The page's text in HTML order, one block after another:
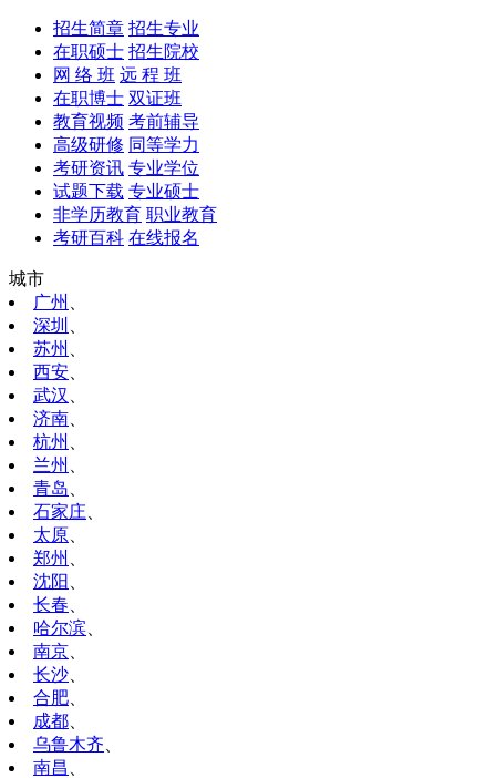
招生简章 招生专业
在职硕士 招生院校
网 络 班 远 程 班
在职博士 双证班
教育视频 考前辅导
高级研修 同等学力
考研资讯 专业学位
试题下载 专业硕士
非学历教育 职业教育
考研百科 在线报名
城市
广州
深圳
苏州
西安
武汉
济南
杭州
兰州
青岛
石家庄
太原
郑州
沈阳
长春
哈尔滨
南京
长沙
合肥
成都
乌鲁木齐
南昌